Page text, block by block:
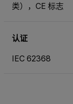
类），CE 标志
认证
IEC 62368